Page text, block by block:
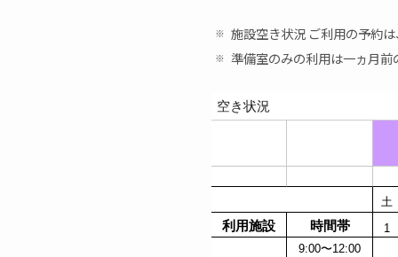
施設空き状況 ご利用の予約
準備室のみの利用は一ヵ月